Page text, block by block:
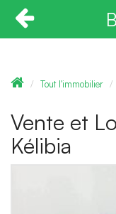
Tout l'immobilier
Vente et
Kélibia